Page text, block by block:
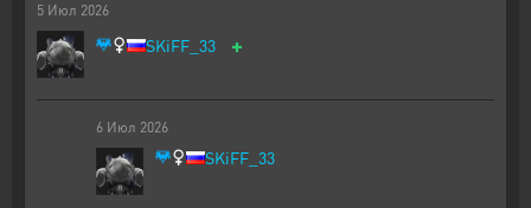
5 Июл 2026
SKiFF_33 +
6 Июл 2026
SKiFF_33